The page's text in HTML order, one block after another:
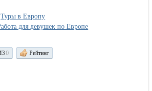
Туры в Европу
для девушек по Европе
0 Рейтинг